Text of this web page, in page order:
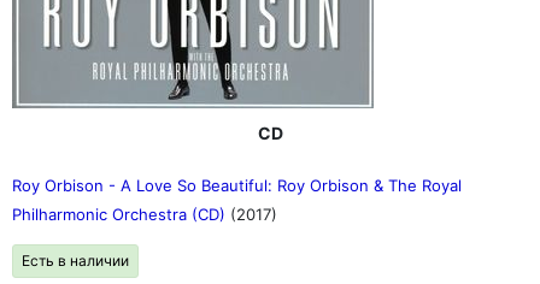
CD
Roy Orbison - A Love So Beautiful: Roy Orbison & The Royal
Philharmonic Orchestra (CD) (2017)
Есть в наличии